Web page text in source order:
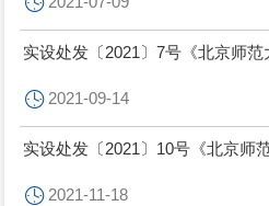
实设处发〔2021〕7号《北京师
理办法》
2021-09-14
实设处发〔2021〕10号《北京师
法（试行）》
2021-11-18